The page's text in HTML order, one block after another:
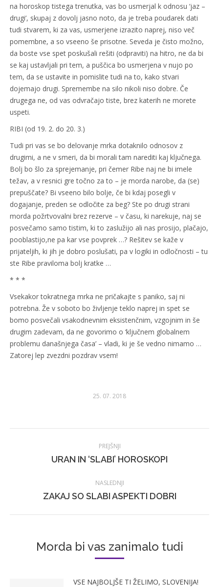
na horoskop tistega trenutka, vas bo usmerjal k odnosu ‘jaz –
drugi’, skupaj z dovolj jasno noto, da je treba poudarek dati
tudi stvarem, ki za vas, usmerjene izrazito naprej, niso več
pomembne, a so vseeno še prisotne. Seveda je čisto možno,
da boste vse spet poskušali rešiti (odpraviti) na hitro, ne da bi
se kaj ustavljali pri tem, a puščica bo usmerjena v nujo po
tem, da se ustavite in pomislite tudi na to, kako stvari
dojemajo drugi. Spremembe na silo nikoli niso dobre. Če
drugega ne, od vas odvračajo tiste, brez katerih ne morete
uspeti.
RIBI (od 19. 2. do 20. 3.)
Tudi pri vas se bo delovanje mrka dotaknilo odnosov z
drugimi, a ne v smeri, da bi morali tam narediti kaj ključnega.
Bolj bo šlo za sprejemanje, pri čemer Ribe naj ne bi imele
težav, a v resnici gre točno za to – je morda narobe, da (se)
prepuščate? Bi vseeno bilo bolje, če bi kdaj posegli v
dogajanje, preden se odločite za beg? Ste po drugi strani
morda požrtvovalni brez rezerve – v času, ki narekuje, naj se
posvečamo samo tistim, ki to zaslužijo ali nas prosijo, plačajo,
pooblastijo,ne pa kar vse povprek …? Rešitev se kaže v
prijateljih, ki jih je dobro poslušati, pa v logiki in odločnosti – tu
ste Ribe praviloma bolj kratke …
* * *
Vsekakor tokratnega mrka ne pričakajte s paniko, saj ni
potrebna. Že v soboto bo življenje teklo naprej in spet se
bomo posvečali vsakodnevnim eksistenčnim, vzgojnim in še
drugim zadevam, da ne govorimo o ‘ključnem globalnem
problemu današnjega časa’ – vladi, ki je še vedno nimamo …
Zatorej lep zvezdni pozdrav vsem!
25. 07. 2018
navigation
PREJŠNJI
Prejšnji
URAN IN ‘SLABI’ HOROSKOPI
NASLEDNJI
Naslednji
ZAKAJ SO SLABI ASPEKTI DOBRI
Morda bi vas zanimalo tudi
VSE NAJBOLJŠE TI ŽELIMO, SLOVENIJA!